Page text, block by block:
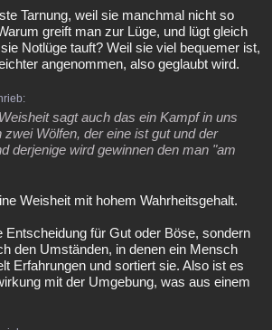
Tarnung, weil sie manchmal nicht so
greift man zur Lüge, und lügt gleich
Notlüge tauft? Weil sie viel bequemer ist,
angenommen, also geglaubt wird.
sagt auch das ein Kampf in uns
Wölfen, der eine ist gut und der
derjenige wird gewinnen den man "am
Weisheit mit hohem Wahrheitsgehalt.
Entscheidung für Gut oder Böse, sondern
den Umständen, in denen ein Mensch
Erfahrungen und sortiert sie. Also ist es
mit der Umgebung, was aus einem